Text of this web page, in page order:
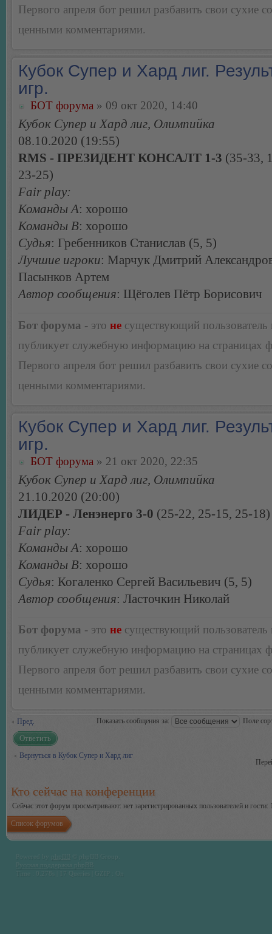
Первого апреля бот решил разбавить свои сухие
ценными комментариями.
Кубок Супер и Хард лиг.
игр.
БОТ форума » 09 окт 2020, 14:40
Кубок Супер и Хард лиг, Олимпийка
08.10.2020 (19:55)
RMS - ПРЕЗИДЕНТ КОНСАЛТ 1-3 (35-33,
23-25)
Fair play:
Команды А: хорошо
Команды В: хорошо
Судья: Гребенников Станислав (5, 5)
Лучшие игроки: Марчук Дмитрий
Пасынков Артем
Автор сообщения: Щёголев Пётр Борисович
Бот форума - это не существующий пользователь
публикует служебную информацию на страницах
Первого апреля бот решил разбавить свои сухие
ценными комментариями.
Кубок Супер и Хард лиг.
игр.
БОТ форума » 21 окт 2020, 22:35
Кубок Супер и Хард лиг, Олимпийка
21.10.2020 (20:00)
ЛИДЕР - Ленэнерго 3-0 (25-22, 25-15, 25-18)
Fair play:
Команды А: хорошо
Команды В: хорошо
Судья: Когаленко Сергей Васильевич (5, 5)
Автор сообщения: Ласточкин Николай
Бот форума - это не существующий пользователь
публикует служебную информацию на страницах
Первого апреля бот решил разбавить свои сухие
ценными комментариями.
Пред. Показать сообщения за: Поле
Ответить
Вернуться в Кубок Супер и Хард лиг
Кто сейчас на конференции
Сейчас этот форум просматривают: нет зарегистрированных пользователей и гости:
Список форумов
Time : 0.278s | 17 Queries | GZIP : On